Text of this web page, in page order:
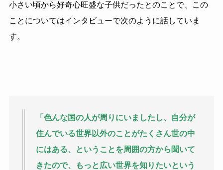
小さい頃から好奇心旺盛な子供だったとのことで、この
ことについてはインタビューで次のように話していま
す。
「色んな国の人が周りにいましたし、自分が
住んでいる世界以外のことがたくさん世の中
にはある、ということを周囲の方から聞いて
きたので、もっと広い世界を知りたいという